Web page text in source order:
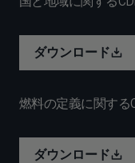
ダウンロード
燃料の定義に関する
ダウンロード